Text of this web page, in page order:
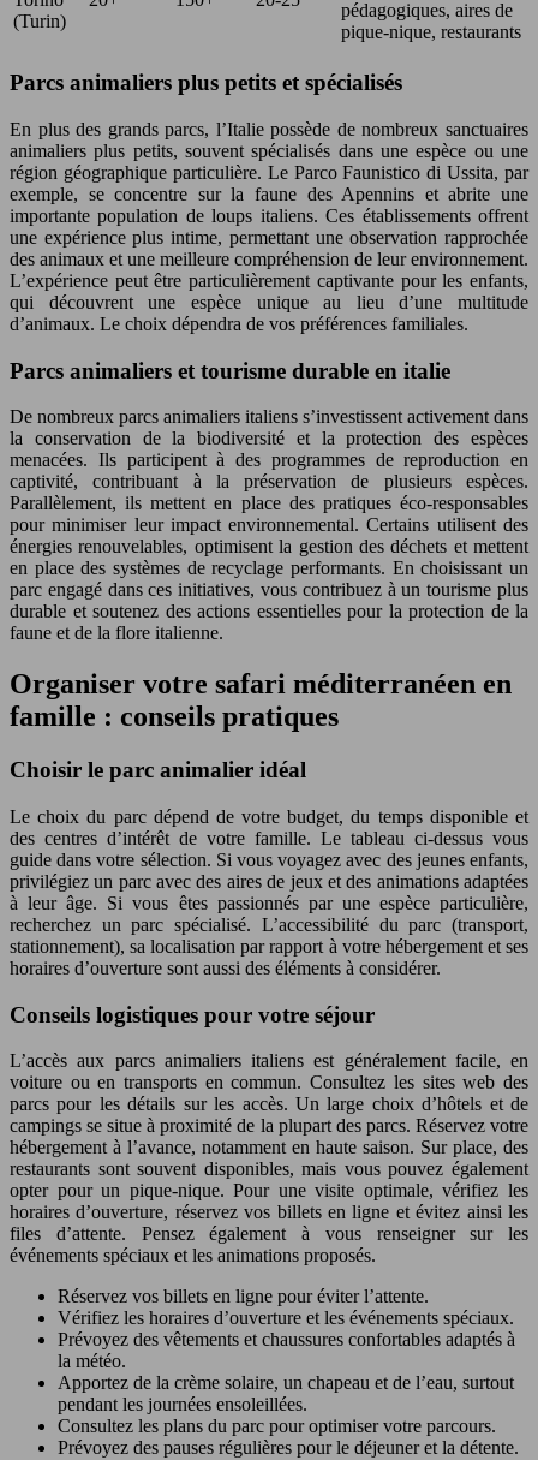
(Turin)
pédagogiques, aires de
pique-nique, restaurants
Parcs animaliers plus petits et spécialisés
En plus des grands parcs, l’Italie possède de nombreux sanctuaires
animaliers plus petits, souvent spécialisés dans une espèce ou une
région géographique particulière. Le Parco Faunistico di Ussita, par
exemple, se concentre sur la faune des Apennins et abrite une
importante population de loups italiens. Ces établissements offrent
une expérience plus intime, permettant une observation rapprochée
des animaux et une meilleure compréhension de leur environnement.
L’expérience peut être particulièrement captivante pour les enfants,
qui découvrent une espèce unique au lieu d’une multitude
d’animaux. Le choix dépendra de vos préférences familiales.
Parcs animaliers et tourisme durable en italie
De nombreux parcs animaliers italiens s’investissent activement dans
la conservation de la biodiversité et la protection des espèces
menacées. Ils participent à des programmes de reproduction en
captivité, contribuant à la préservation de plusieurs espèces.
Parallèlement, ils mettent en place des pratiques éco-responsables
pour minimiser leur impact environnemental. Certains utilisent des
énergies renouvelables, optimisent la gestion des déchets et mettent
en place des systèmes de recyclage performants. En choisissant un
parc engagé dans ces initiatives, vous contribuez à un tourisme plus
durable et soutenez des actions essentielles pour la protection de la
faune et de la flore italienne.
Organiser votre safari méditerranéen en
famille : conseils pratiques
Choisir le parc animalier idéal
Le choix du parc dépend de votre budget, du temps disponible et
des centres d’intérêt de votre famille. Le tableau ci-dessus vous
guide dans votre sélection. Si vous voyagez avec des jeunes enfants,
privilégiez un parc avec des aires de jeux et des animations adaptées
à leur âge. Si vous êtes passionnés par une espèce particulière,
recherchez un parc spécialisé. L’accessibilité du parc (transport,
stationnement), sa localisation par rapport à votre hébergement et ses
horaires d’ouverture sont aussi des éléments à considérer.
Conseils logistiques pour votre séjour
L’accès aux parcs animaliers italiens est généralement facile, en
voiture ou en transports en commun. Consultez les sites web des
parcs pour les détails sur les accès. Un large choix d’hôtels et de
campings se situe à proximité de la plupart des parcs. Réservez votre
hébergement à l’avance, notamment en haute saison. Sur place, des
restaurants sont souvent disponibles, mais vous pouvez également
opter pour un pique-nique. Pour une visite optimale, vérifiez les
horaires d’ouverture, réservez vos billets en ligne et évitez ainsi les
files d’attente. Pensez également à vous renseigner sur les
événements spéciaux et les animations proposés.
Réservez vos billets en ligne pour éviter l’attente.
Vérifiez les horaires d’ouverture et les événements spéciaux.
Prévoyez des vêtements et chaussures confortables adaptés à
la météo.
Apportez de la crème solaire, un chapeau et de l’eau, surtout
pendant les journées ensoleillées.
Consultez les plans du parc pour optimiser votre parcours.
Prévoyez des pauses régulières pour le déjeuner et la détente.